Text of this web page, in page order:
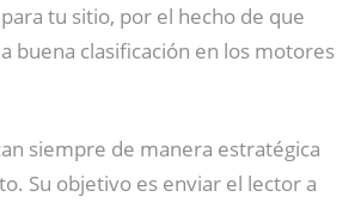
tu sitio, por el hecho de que
buena clasificación en los motores
siempre de manera estratégica
Su objetivo es enviar el lector a